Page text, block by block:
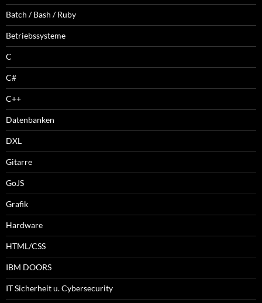
Batch / Bash / Ruby
Betriebssysteme
C
C#
C++
Datenbanken
DXL
Gitarre
GoJS
Grafik
Hardware
HTML/CSS
IBM DOORS
IT Sicherheit u. Cybersecurity